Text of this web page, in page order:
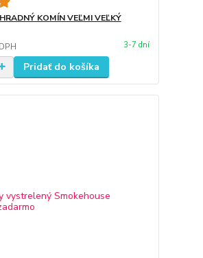
KOMÍN VEĽMI VEĽKÝ
3-7 dní
Pridať do košíka